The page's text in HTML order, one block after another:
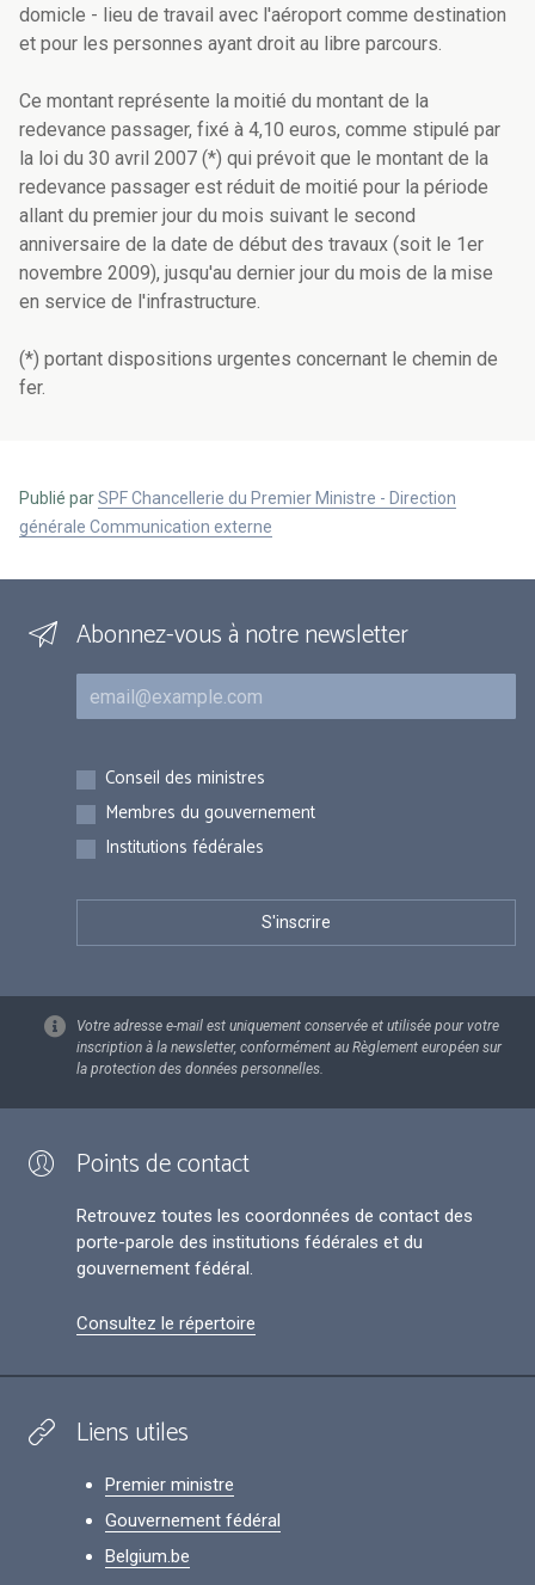
domicle - lieu de travail avec l'aéroport comme destination
et pour les personnes ayant droit au libre parcours.
Ce montant représente la moitié du montant de la
redevance passager, fixé à 4,10 euros, comme stipulé par
la loi du 30 avril 2007 (*) qui prévoit que le montant de la
redevance passager est réduit de moitié pour la période
allant du premier jour du mois suivant le second
anniversaire de la date de début des travaux (soit le 1er
novembre 2009), jusqu'au dernier jour du mois de la mise
en service de l'infrastructure.
(*) portant dispositions urgentes concernant le chemin de
fer.
Publié parSPF Chancellerie du Premier Ministre - Direction
générale Communication externe
Abonnez-vous à notre newsletter
Courriel
Inscriptions
Conseil des ministres
Membres du gouvernement
Institutions fédérales
Votre adresse e-mail est uniquement conservée et utilisée pour votre
inscription à la newsletter, conformément au Règlement européen sur
la protection des données personnelles.
Points de contact
Retrouvez toutes les coordonnées de contact des
porte-parole des institutions fédérales et du
gouvernement fédéral.
Consultez le répertoire
Liens utiles
Premier ministre
Gouvernement fédéral
Belgium.be